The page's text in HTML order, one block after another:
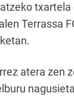
Terrassa
atera zen